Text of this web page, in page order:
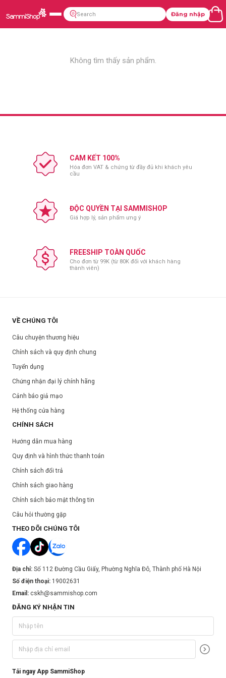
Đăng nhập
Không tìm thấy sản phẩm.
CAM KẾT 100%
Hóa đơn VAT & chứng từ đầy đủ khi khách yêu
cầu
ĐỘC QUYỀN TẠI SAMMISHOP
Giá hợp lý, sản phẩm ưng ý
FREESHIP TOÀN QUỐC
Cho đơn từ 99K (từ 80K đối với khách hàng
thành viên)
VỀ CHÚNG TÔI
Câu chuyện thương hiệu
Chính sách và quy định chung
Tuyển dụng
Chứng nhận đại lý chính hãng
Cảnh báo giả mạo
Hệ thống cửa hàng
CHÍNH SÁCH
Hướng dẫn mua hàng
Quy định và hình thức thanh toán
Chính sách đổi trả
Chính sách giao hàng
Chính sách bảo mật thông tin
Câu hỏi thường gặp
THEO DÕI CHÚNG TÔI
Địa chỉ: Số 112 Đường Cầu Giấy, Phường Nghĩa Đô, Thành phố Hà Nội
Số điện thoại: 19002631
Email: cskh@sammishop.com
ĐĂNG KÝ NHẬN TIN
Tải ngay App SammiShop